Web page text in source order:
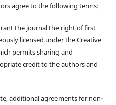
agree to the following terms:
the journal the right of first
licensed under the Creative
permits sharing and
credit to the authors and
additional agreements for non-